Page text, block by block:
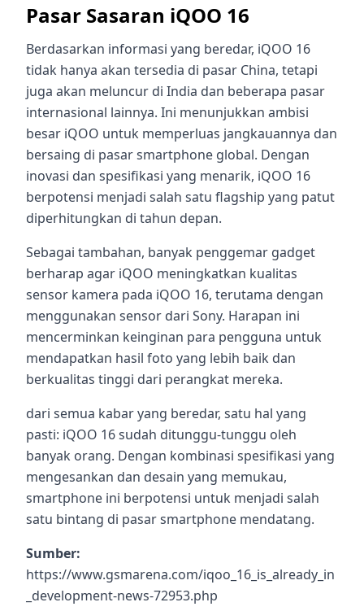
Pasar Sasaran iQOO 16
Berdasarkan informasi yang beredar, iQOO 16
tidak hanya akan tersedia di pasar China, tetapi
juga akan meluncur di India dan beberapa pasar
internasional lainnya. Ini menunjukkan ambisi
besar iQOO untuk memperluas jangkauannya dan
bersaing di pasar smartphone global. Dengan
inovasi dan spesifikasi yang menarik, iQOO 16
berpotensi menjadi salah satu flagship yang patut
diperhitungkan di tahun depan.
Sebagai tambahan, banyak penggemar gadget
berharap agar iQOO meningkatkan kualitas
sensor kamera pada iQOO 16, terutama dengan
menggunakan sensor dari Sony. Harapan ini
mencerminkan keinginan para pengguna untuk
mendapatkan hasil foto yang lebih baik dan
berkualitas tinggi dari perangkat mereka.
dari semua kabar yang beredar, satu hal yang
pasti: iQOO 16 sudah ditunggu-tunggu oleh
banyak orang. Dengan kombinasi spesifikasi yang
mengesankan dan desain yang memukau,
smartphone ini berpotensi untuk menjadi salah
satu bintang di pasar smartphone mendatang.
Sumber:
https://www.gsmarena.com/iqoo_16_is_already_in
_development-news-72953.php